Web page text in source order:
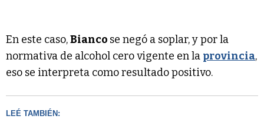
En este caso,Bianco se negó a soplar, y por la
normativa de alcohol cero vigente en la provincia,
eso se interpreta como resultado positivo.
LEÉ TAMBIÉN: